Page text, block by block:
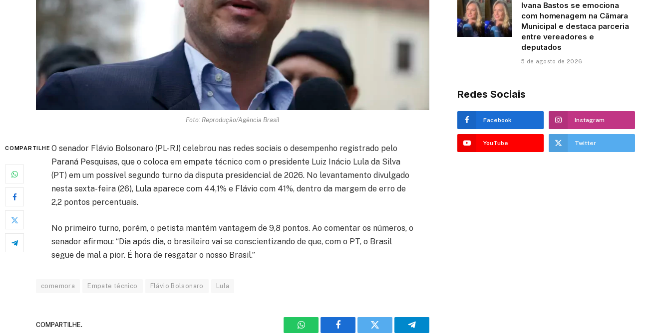
Foto: Reprodução/Agência Brasil
COMPARTILHE O senador Flávio Bolsonaro (PL-RJ) celebrou nas redes sociais o desempenho registrado pelo
Paraná Pesquisas, que o coloca em empate técnico com o presidente Luiz Inácio Lula da Silva
(PT) em um possível segundo turno da disputa presidencial de 2026. No levantamento divulgado
nesta sexta-feira (26), Lula aparece com 44,1% e Flávio com 41%, dentro da margem de erro de
2,2 pontos percentuais.
No primeiro turno, porém, o petista mantém vantagem de 9,8 pontos. Ao comentar os números, o
senador afirmou: “Dia após dia, o brasileiro vai se conscientizando de que, com o PT, o Brasil
segue de mal a pior. É hora de resgatar o nosso Brasil.”
comemora Empate técnico Flávio Bolsonaro Lula
COMPARTILHE.
WhatsAppFacebook Twitter Telegram
Ivana Bastos se emociona
com homenagem na Câmara
Municipal e destaca parceria
entre vereadores e
deputados
5 de agosto de 2026
Redes Sociais
Facebook Instagram
YouTube Twitter